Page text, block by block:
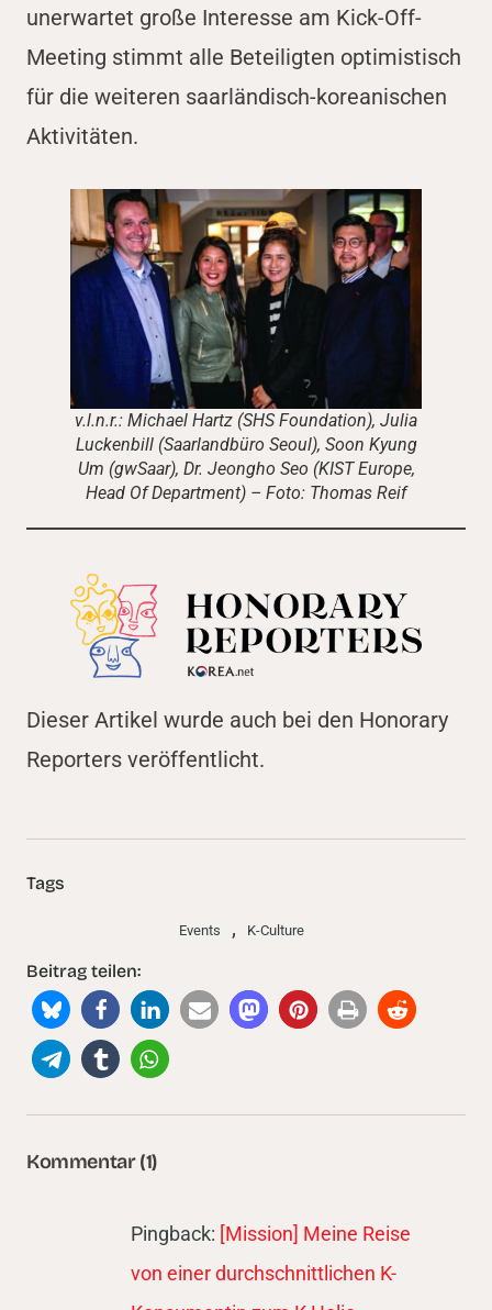
unerwartet große Interesse am Kick-Off-
Meeting stimmt alle Beteiligten optimistisch
für die weiteren saarländisch-koreanischen
Aktivitäten.
v.l.n.r.: Michael Hartz (SHS Foundation), Julia
Luckenbill (Saarlandbüro Seoul), Soon Kyung
Um (gwSaar), Dr. Jeongho Seo (KIST Europe,
Head Of Department) – Foto: Thomas Reif
Dieser Artikel wurde auch bei den Honorary
Reporters veröffentlicht.
Tags
Events , K-Culture
Beitrag teilen:
Kommentar (1)
Pingback: [Mission] Meine Reise
von einer durchschnittlichen K-